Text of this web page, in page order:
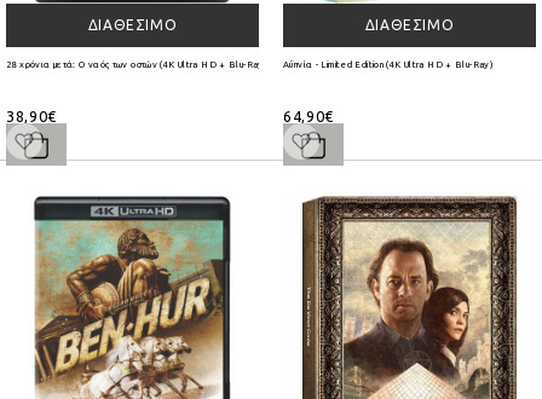
ΔΙΑΘΈΣΙΜΟ
28 χρόνια μετά: Ο ναός των οστών (4K Ultra HD + Blu-Ray)
38,90€
ΔΙΑΘΈΣΙΜΟ
Αϋπνία - Limited Edition (4K Ultra HD + Blu-Ray)
64,90€